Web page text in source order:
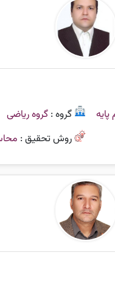
گروه :گروه ریاضی
روش تحقیق :